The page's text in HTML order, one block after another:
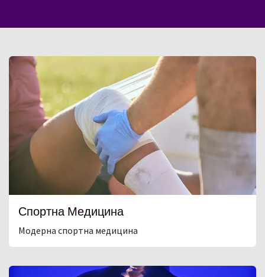
Спортна Медицина
Модерна спортна медицина